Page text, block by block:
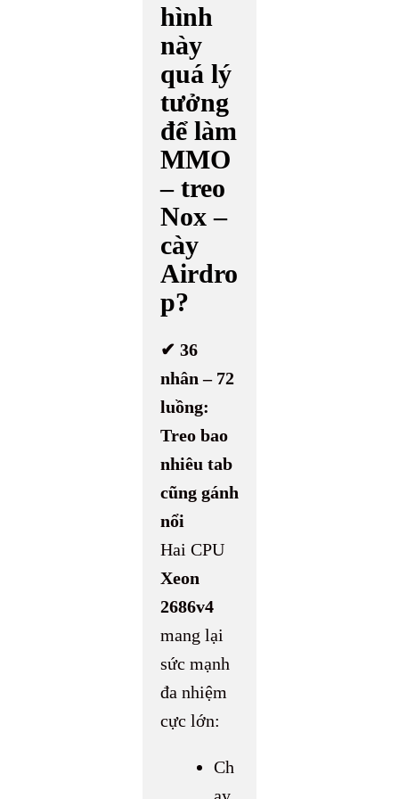
hình
này
quá lý
tưởng
để làm
MMO
– treo
Nox –
cày
Airdro
p?
✔ 36
nhân – 72
luồng:
Treo bao
nhiêu tab
cũng gánh
nổi
Hai CPU
Xeon
2686v4
mang lại
sức mạnh
đa nhiệm
cực lớn:
Ch